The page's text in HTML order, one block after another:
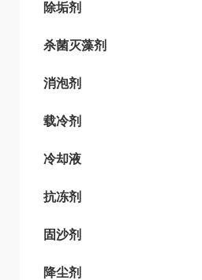
除垢剂
杀菌灭藻剂
消泡剂
载冷剂
冷却液
抗冻剂
固沙剂
降尘剂